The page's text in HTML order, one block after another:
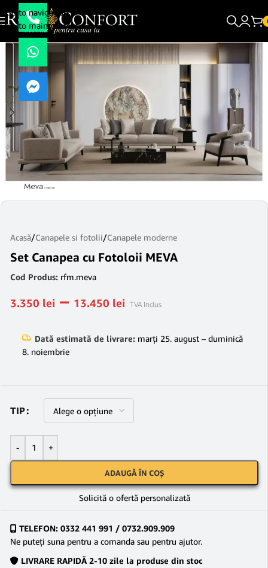
Skip to navigation
Skip to main content
Acasă/Canapele si fotolii/Canapele moderne
Set Canapea cu Fotoloii MEVA
Cod Produs: rfm.meva
3.350 lei – 13.450 lei TVA Inclus
Dată estimată de livrare: marți 25. august – duminică
8. noiembrie
TIP
- +
ADAUGĂ ÎN COȘ
Solicită o ofertă personalizată
TELEFON: 0332 441 991 / 0732.909.909
Ne puteţi suna pentru a comanda sau pentru ajutor.
LIVRARE RAPIDĂ 2-10 zile la produse din stoc